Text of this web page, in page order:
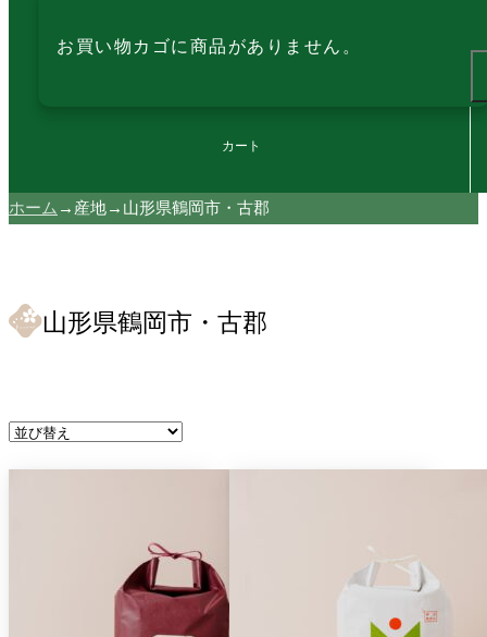
お買い物カゴに商品がありません。
カート
ホーム → 産地→ 山形県鶴岡市・古郡
山形県鶴岡市・古郡